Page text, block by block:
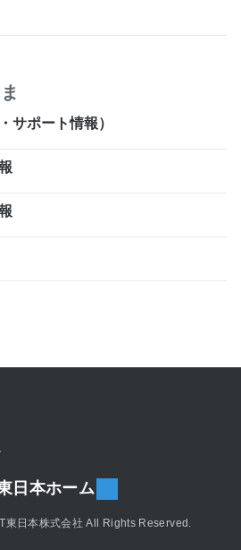
サポート情報）
日本ホーム
日本株式会社 All Rights Reserved.